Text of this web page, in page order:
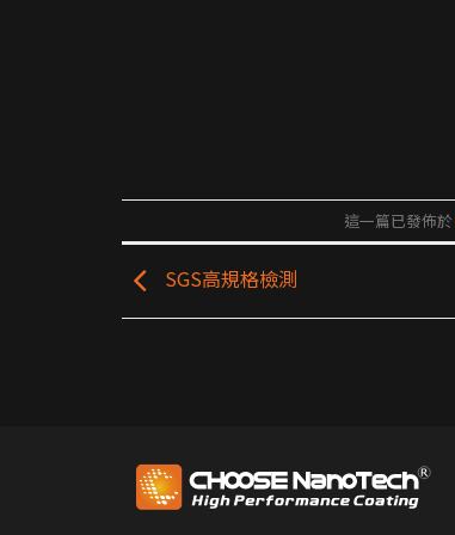
這一篇已發佈於
SGS高規格檢測